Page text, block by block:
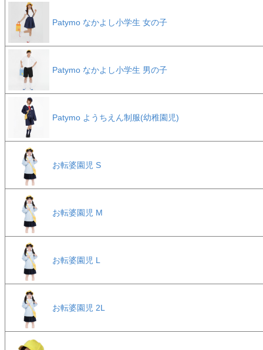
Patymo なかよし小学生 女の子
Patymo なかよし小学生 男の子
Patymo ようちえん制服(幼稚園児)
お転婆園児 S
お転婆園児 M
お転婆園児 L
お転婆園児 2L